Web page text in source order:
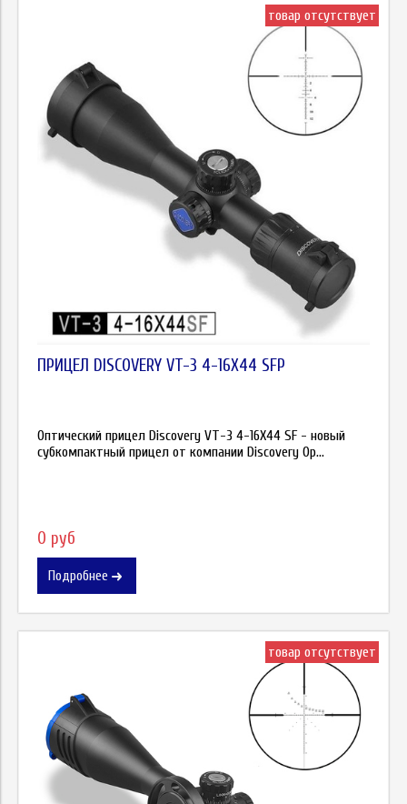
товар отсутствует
ПРИЦЕЛ DISCOVERY VT-3 4-16X44 SFP
Оптический прицел Discovery VT-3 4-16X44 SF - новый
субкомпактный прицел от компании Discovery Op...
0 руб
Подробнее
товар отсутствует